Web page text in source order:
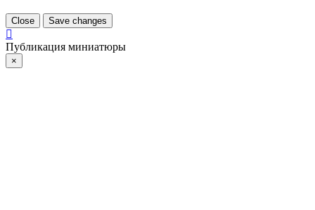
Close Save changes
Публикация миниатюры
×